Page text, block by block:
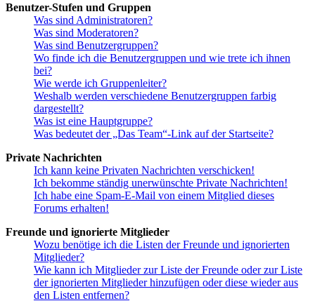
Benutzer-Stufen und Gruppen
Was sind Administratoren?
Was sind Moderatoren?
Was sind Benutzergruppen?
Wo finde ich die Benutzergruppen und wie trete ich ihnen
bei?
Wie werde ich Gruppenleiter?
Weshalb werden verschiedene Benutzergruppen farbig
dargestellt?
Was ist eine Hauptgruppe?
Was bedeutet der „Das Team“-Link auf der Startseite?
Private Nachrichten
Ich kann keine Privaten Nachrichten verschicken!
Ich bekomme ständig unerwünschte Private Nachrichten!
Ich habe eine Spam-E-Mail von einem Mitglied dieses
Forums erhalten!
Freunde und ignorierte Mitglieder
Wozu benötige ich die Listen der Freunde und ignorierten
Mitglieder?
Wie kann ich Mitglieder zur Liste der Freunde oder zur Liste
der ignorierten Mitglieder hinzufügen oder diese wieder aus
den Listen entfernen?